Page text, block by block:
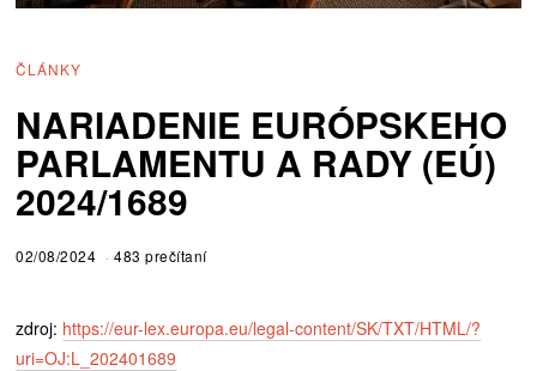
ČLÁNKY
NARIADENIE EURÓPSKEHO
PARLAMENTU A RADY (EÚ)
2024/1689
02/08/2024 483 prečítaní
zdroj: https://eur-lex.europa.eu/legal-content/SK/TXT/HTML/?
uri=OJ:L_202401689